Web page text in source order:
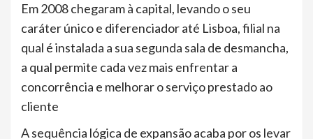
Em 2008 chegaram à capital, levando o seu
caráter único e diferenciador até Lisboa, filial na
qual é instalada a sua segunda sala de desmancha,
a qual permite cada vez mais enfrentar a
concorrência e melhorar o serviço prestado ao
cliente
A sequência lógica de expansão acaba por os levar